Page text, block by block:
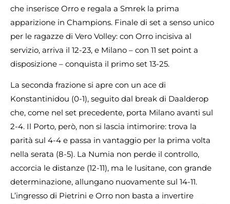
che inserisce Orro e regala a Smrek la prima
apparizione in Champions. Finale di set a senso unico
per le ragazze di Vero Volley: con Orro incisiva al
servizio, arriva il 12-23, e Milano – con 11 set point a
disposizione – conquista il primo set 13-25.
La seconda frazione si apre con un ace di
Konstantinidou (0-1), seguito dal break di Daalderop
che, come nel set precedente, porta Milano avanti sul
2-4. Il Porto, però, non si lascia intimorire: trova la
parità sul 4-4 e passa in vantaggio per la prima volta
nella serata (8-5). La Numia non perde il controllo,
accorcia le distanze (12-11), ma le lusitane, con grande
determinazione, allungano nuovamente sul 14-11.
L’ingresso di Pietrini e Orro non basta a invertire